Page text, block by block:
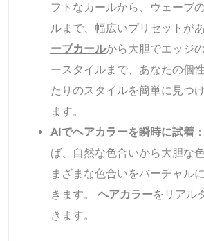
フトなカールから、ウェーブ
ルまで、幅広いプリセットが
ーブカールから大胆でエッジ
ースタイルまで、あなたの個
たりのスタイルを簡単に見つ
ます。
AIでヘアカラーを瞬時に試着
ば、自然な色合いから大胆な
まざまな色合いをバーチャル
きます。ヘアカラーをリアル
きます。